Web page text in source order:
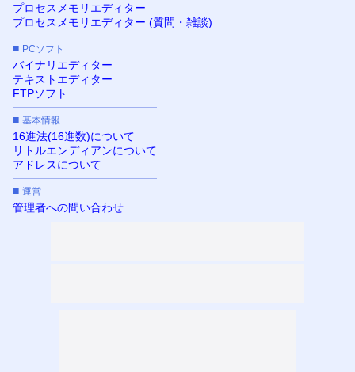
プロセスメモリエディター
プロセスメモリエディター (質問・雑談)
■ PCソフト
バイナリエディター
テキストエディター
FTPソフト
■ 基本情報
16進法(16進数)について
リトルエンディアンについて
アドレスについて
■ 運営
管理者への問い合わせ